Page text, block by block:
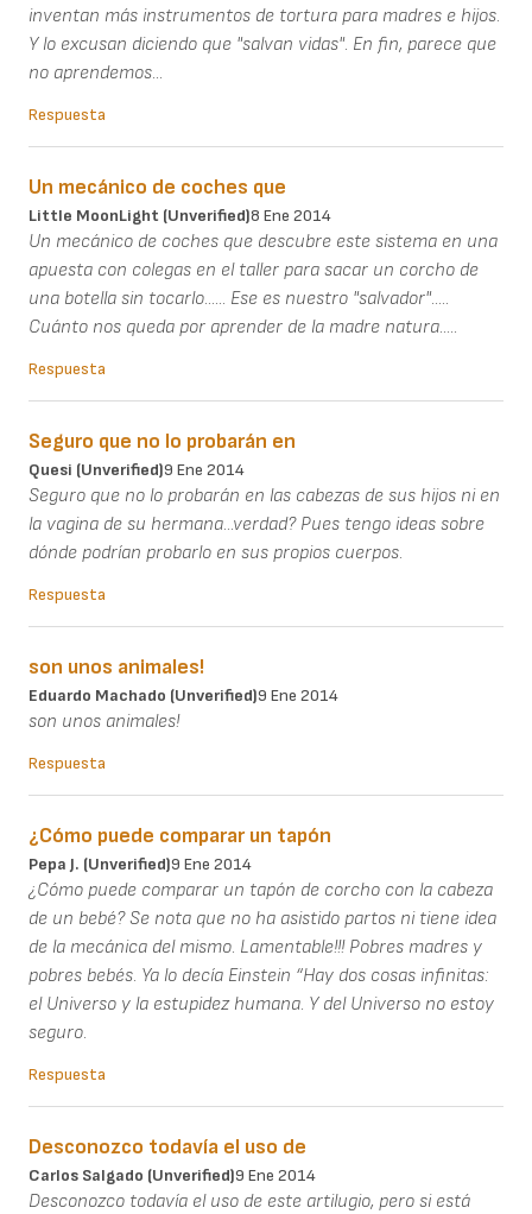
inventan más instrumentos de tortura para madres e hijos.
Y lo excusan diciendo que "salvan vidas". En fin, parece que
no aprendemos...
Respuesta
Un mecánico de coches que
Little MoonLight (unverified)8 Ene 2014
Un mecánico de coches que descubre este sistema en una
apuesta con colegas en el taller para sacar un corcho de
una botella sin tocarlo...... Ese es nuestro "salvador".....
Cuánto nos queda por aprender de la madre natura.....
Respuesta
Seguro que no lo probarán en
Quesi (unverified)9 Ene 2014
Seguro que no lo probarán en las cabezas de sus hijos ni en
la vagina de su hermana...verdad? Pues tengo ideas sobre
dónde podrían probarlo en sus propios cuerpos.
Respuesta
son unos animales!
Eduardo Machado (unverified)9 Ene 2014
son unos animales!
Respuesta
¿Cómo puede comparar un tapón
Pepa J. (unverified)9 Ene 2014
¿Cómo puede comparar un tapón de corcho con la cabeza
de un bebé? Se nota que no ha asistido partos ni tiene idea
de la mecánica del mismo. Lamentable!!! Pobres madres y
pobres bebés. Ya lo decía Einstein “Hay dos cosas infinitas:
el Universo y la estupidez humana. Y del Universo no estoy
seguro.
Respuesta
Desconozco todavía el uso de
Carlos Salgado (unverified)9 Ene 2014
Desconozco todavía el uso de este artilugio, pero si está